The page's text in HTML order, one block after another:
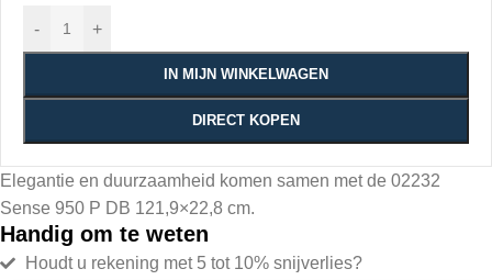
- +
IN MIJN WINKELWAGEN
DIRECT KOPEN
Elegantie en duurzaamheid komen samen met de 02232
Sense 950 P DB 121,9×22,8 cm.
Handig om te weten
Houdt u rekening met 5 tot 10% snijverlies?